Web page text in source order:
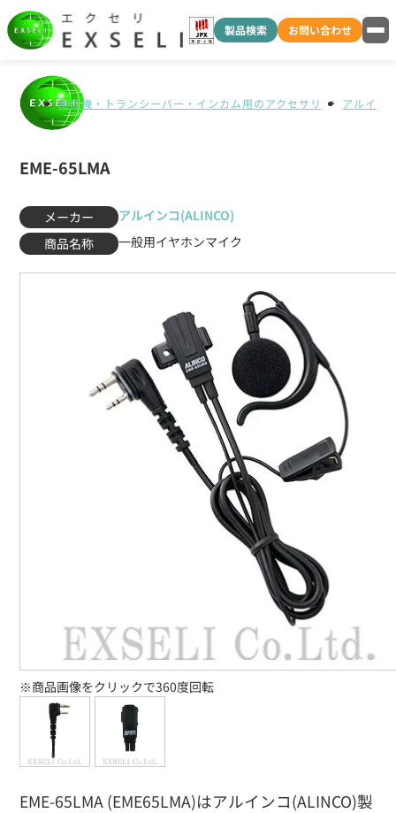
製品検索 お問い合わせ
無線機・トランシーバー・インカム用のアクセサリ アルイン
EME-65LMA
メーカー
アルインコ(ALINCO)
商品名称
一般用イヤホンマイク
EME-65LMA (EME65LMA)はアルインコ(ALINCO)製
※商品画像をクリックで360度回転